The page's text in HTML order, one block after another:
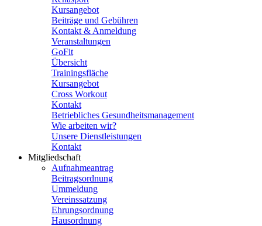
Kursangebot
Beiträge und Gebühren
Kontakt & Anmeldung
Veranstaltungen
GoFit
Übersicht
Trainingsfläche
Kursangebot
Cross Workout
Kontakt
Betriebliches Gesundheitsmanagement
Wie arbeiten wir?
Unsere Dienstleistungen
Kontakt
Mitgliedschaft
Aufnahmeantrag
Beitragsordnung
Ummeldung
Vereinssatzung
Ehrungsordnung
Hausordnung